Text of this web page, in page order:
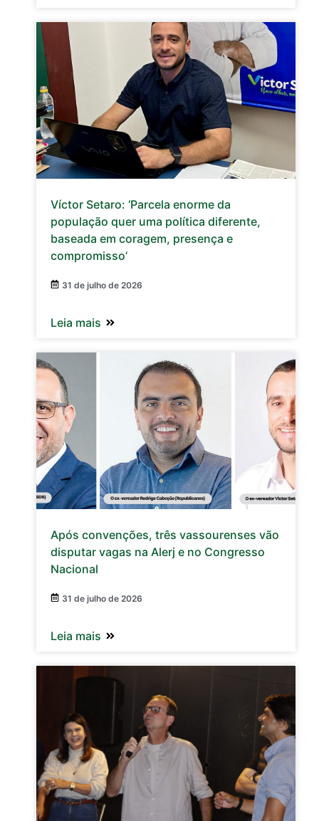
Víctor Setaro: ‘Parcela enorme da
população quer uma política diferente,
baseada em coragem, presença e
compromisso’
31 de julho de 2026
Leia mais
Após convenções, três vassourenses vão
disputar vagas na Alerj e no Congresso
Nacional
31 de julho de 2026
Leia mais